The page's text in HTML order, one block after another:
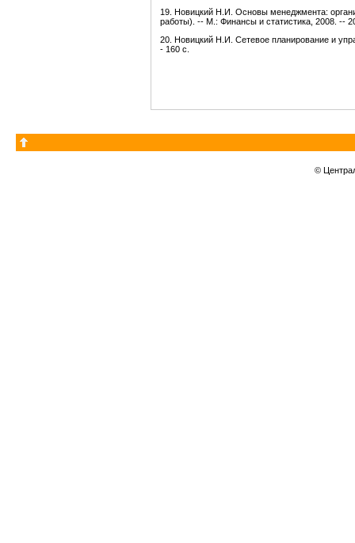
19. Новицкий Н.И. Основы менеджмента:
работы). -- М.: Финансы и статистика, 2008. --
20. Новицкий Н.И. Сетевое планирование и
- 160 с.
©